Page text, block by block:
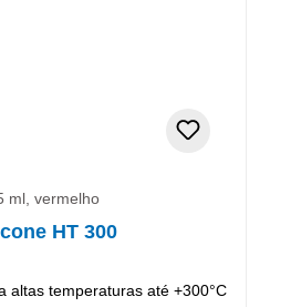
ml, vermelho
HT 300
altas temperaturas até +300°C